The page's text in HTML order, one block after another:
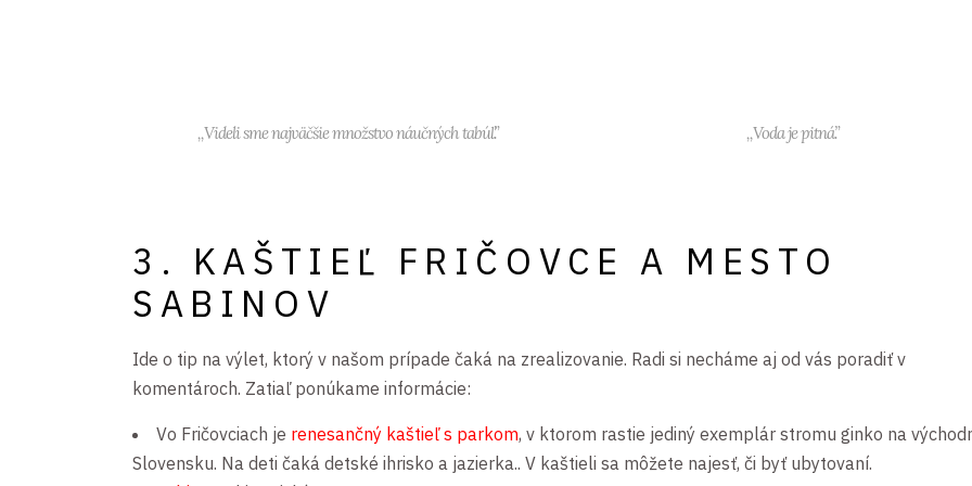
,,Videli sme najväčšie množstvo náučných tabúľ.” ,,Voda je pitná.”
3. KAŠTIEĽ FRIČOVCE A MESTO
SABINOV
Ide o tip na výlet, ktorý v našom prípade čaká na zrealizovanie. Radi si necháme aj od vás poradiť v
komentároch. Zatiaľ ponúkame informácie:
Vo Fričovciach je renesančný kaštieľ s parkom, v ktorom rastie jediný exemplár stromu ginko na
Slovensku. Na deti čaká detské ihrisko a jazierka.. V kaštieli sa môžete najesť, či byť ubytovaní.